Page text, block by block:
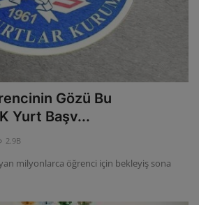
Gözü Bu
Yurt Başv...
2.9B
milyonlarca öğrenci için bekleyiş sona